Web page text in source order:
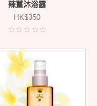
辣薑沐浴露
HK$350